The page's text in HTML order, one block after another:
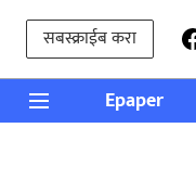
सबस्क्राईब करा
Epaper